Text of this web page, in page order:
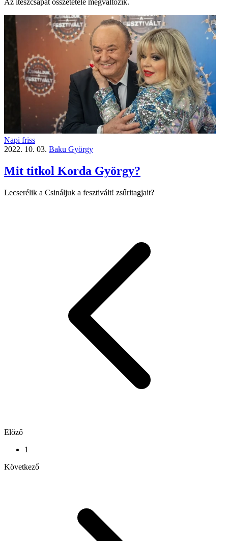
Az ítészcsapat összetétele megváltozik.
Napi friss
2022. 10. 03. Baku György
Mit titkol Korda György?
Lecserélik a Csináljuk a fesztivált! zsűritagjait?
Előző
1
Következő